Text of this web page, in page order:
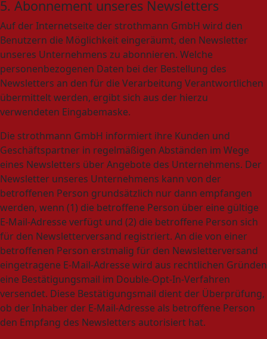
5. Abonnement unseres Newsletters
Auf der Internetseite der strothmann GmbH wird den
Benutzern die Möglichkeit eingeräumt, den Newsletter
unseres Unternehmens zu abonnieren. Welche
personenbezogenen Daten bei der Bestellung des
Newsletters an den für die Verarbeitung Verantwortlichen
übermittelt werden, ergibt sich aus der hierzu
verwendeten Eingabemaske.
Die strothmann GmbH informiert ihre Kunden und
Geschäftspartner in regelmäßigen Abständen im Wege
eines Newsletters über Angebote des Unternehmens. Der
Newsletter unseres Unternehmens kann von der
betroffenen Person grundsätzlich nur dann empfangen
werden, wenn (1) die betroffene Person über eine gültige
E-Mail-Adresse verfügt und (2) die betroffene Person sich
für den Newsletterversand registriert. An die von einer
betroffenen Person erstmalig für den Newsletterversand
eingetragene E-Mail-Adresse wird aus rechtlichen Gründen
eine Bestätigungsmail im Double-Opt-In-Verfahren
versendet. Diese Bestätigungsmail dient der Überprüfung,
ob der Inhaber der E-Mail-Adresse als betroffene Person
den Empfang des Newsletters autorisiert hat.